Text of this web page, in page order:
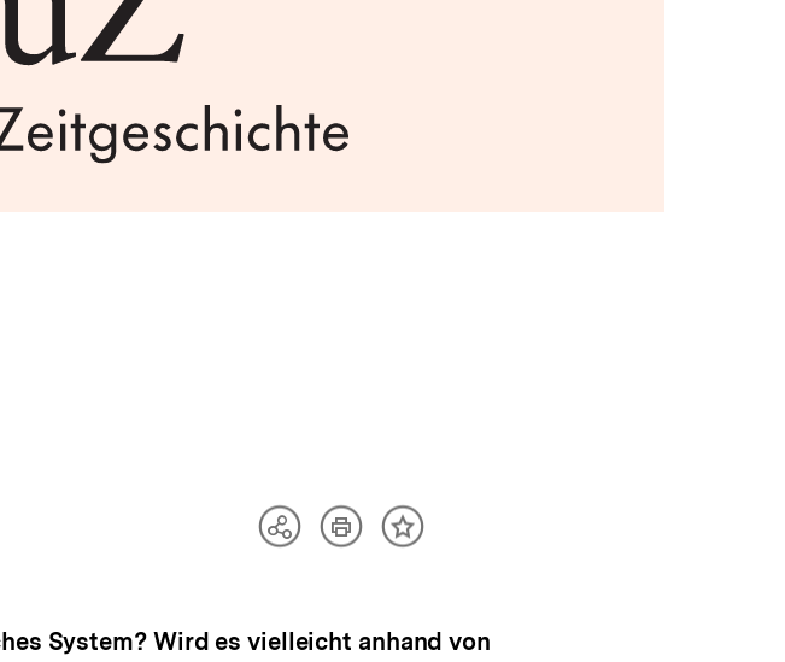
TeilenArtikelInhalt
System? Wird es vielleicht anhand von